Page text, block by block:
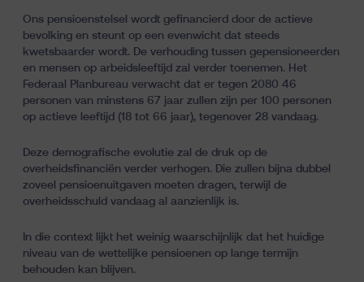
Ons pensioenstelsel wordt gefinancierd door de actieve
bevolking en steunt op een evenwicht dat steeds
kwetsbaarder wordt. De verhouding tussen gepensioneerden
en mensen op arbeidsleeftijd zal verder toenemen. Het
Federaal Planbureau verwacht dat er tegen 2080 46
personen van minstens 67 jaar zullen zijn per 100 personen
op actieve leeftijd (18 tot 66 jaar), tegenover 28 vandaag.
Deze demografische evolutie zal de druk op de
overheidsfinanciën verder verhogen. Die zullen bijna dubbel
zoveel pensioenuitgaven moeten dragen, terwijl de
overheidsschuld vandaag al aanzienlijk is.
In die context lijkt het weinig waarschijnlijk dat het huidige
niveau van de wettelijke pensioenen op lange termijn
behouden kan blijven.